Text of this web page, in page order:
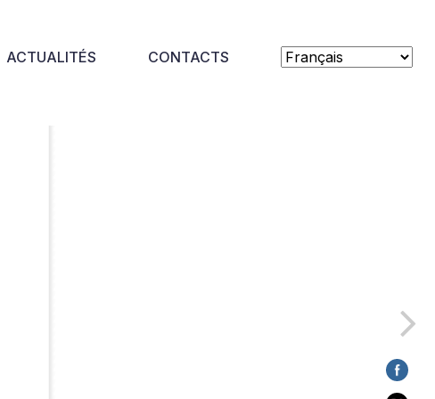
ACTUALITÉS CONTACTS